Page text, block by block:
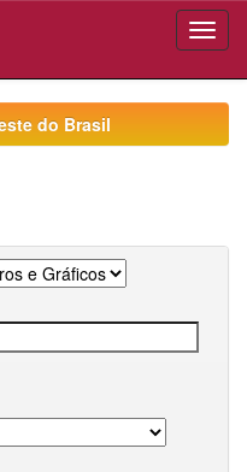
do Brasil